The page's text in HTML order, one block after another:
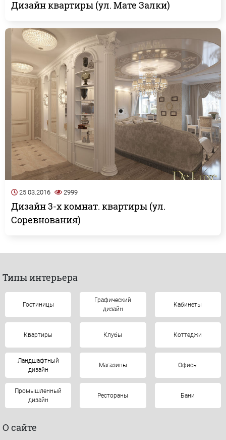
Дизайн квартиры (ул. Мате Залки)
25.03.2016 2999
Дизайн 3-х комнат. квартиры (ул.
Соревнования)
Типы интерьера
Гостиницы
Графический
дизайн
Кабинеты
Квартиры Клубы Коттеджи
Ландшафтный
дизайн
Магазины Офисы
Промышленный
дизайн
Рестораны Бани
О сайте